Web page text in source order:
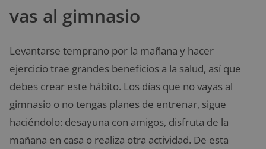
vas al gimnasio
Levantarse temprano por la mañana y hacer
ejercicio trae grandes beneficios a la salud, así que
debes crear este hábito. Los días que no vayas al
gimnasio o no tengas planes de entrenar, sigue
haciéndolo: desayuna con amigos, disfruta de la
mañana en casa o realiza otra actividad. De esta